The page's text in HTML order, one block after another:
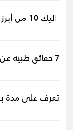
اليك
7 حقائق طبية